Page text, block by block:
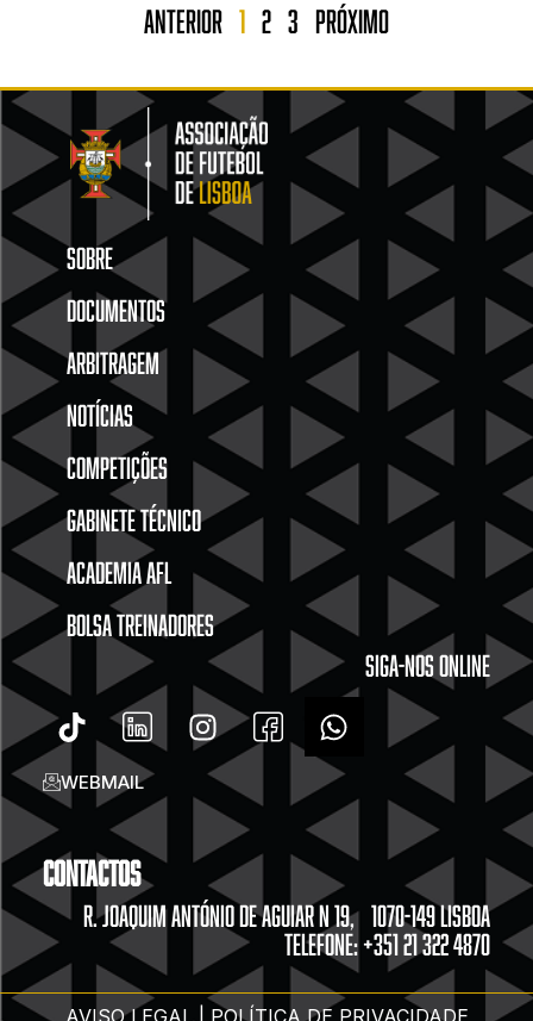
Anterior 1 2 3 Próximo
SOBRE
DOCUMENTOS
ARBITRAGEM
NOTÍCIAS
COMPETIÇÕES
GABINETE TÉCNICO
ACADEMIA AFL
BOLSA TREINADORES
SIGA-NOS ONLINE
WEBMAIL
Contactos
R. JOAQUIM ANTÓNIO DE AGUIAR N 19, 1070-149 LISBOA
TELEFONE: +351 21 322 4870
AVISO LEGAL | POLÍTICA DE PRIVACIDADE